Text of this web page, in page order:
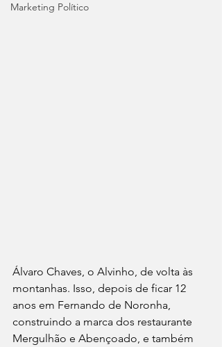
Marketing Político
Álvaro Chaves, o Alvinho, de volta às
montanhas. Isso, depois de ficar 12
anos em Fernando de Noronha,
construindo a marca dos restaurante
Mergulhão e Abençoado, e também